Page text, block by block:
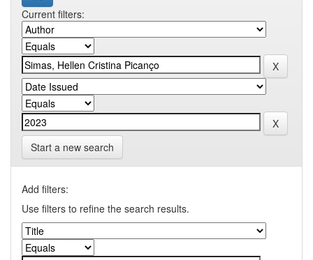
Current filters:
Start a new search
Add filters:
Use filters to refine the search results.